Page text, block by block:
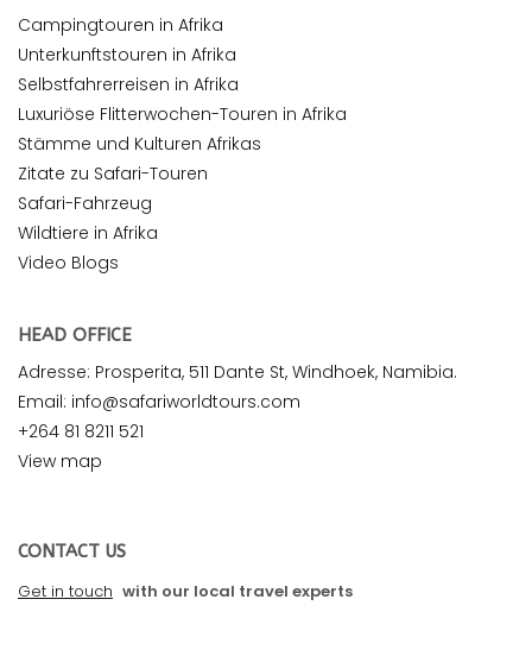
Campingtouren in Afrika
Unterkunftstouren in Afrika
Selbstfahrerreisen in Afrika
Luxuriöse Flitterwochen-Touren in Afrika
Stämme und Kulturen Afrikas
Zitate zu Safari-Touren
Safari-Fahrzeug
Wildtiere in Afrika
Video Blogs
HEAD OFFICE
Adresse: Prosperita, 511 Dante St, Windhoek, Namibia.
Email: info@safariworldtours.com
+264 81 8211 521
View map
CONTACT US
Get in touch with our local travel experts